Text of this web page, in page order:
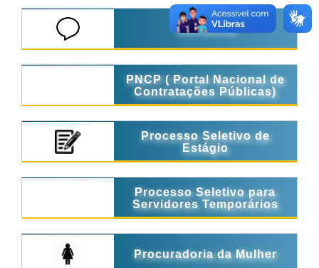
Ouvidoria
PNCP ( Portal Nacional de
Contratações Públicas)
Processo Seletivo de
Estágio
Processo Seletivo para
Servidores Temporários
Procuradoria da Mulher